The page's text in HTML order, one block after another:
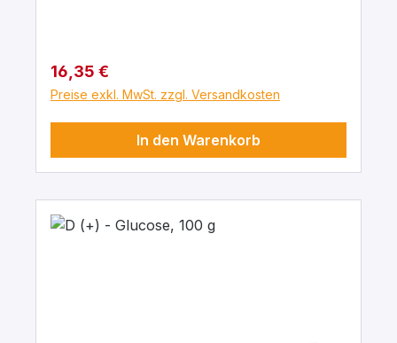
Regulärer Preis:
16,35 €
Preise exkl. MwSt. zzgl. Versandkosten
In den Warenkorb